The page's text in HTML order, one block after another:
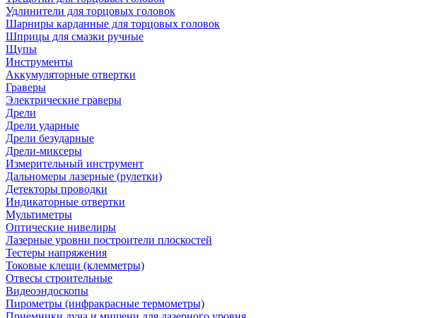
Удлинители для торцовых головок
Шарниры карданные для торцовых головок
Шприцы для смазки ручные
Щупы
Инструменты
Аккумуляторные отвертки
Граверы
Электрические граверы
Дрели
Дрели ударные
Дрели безударные
Дрели-миксеры
Измерительный инструмент
Дальномеры лазерные (рулетки)
Детекторы проводки
Индикаторные отвертки
Мультиметры
Оптические нивелиры
Лазерные уровни построители плоскостей
Тестеры напряжения
Токовые клещи (клемметры)
Отвесы строительные
Видеоэндоскопы
Пирометры (инфракрасные термометры)